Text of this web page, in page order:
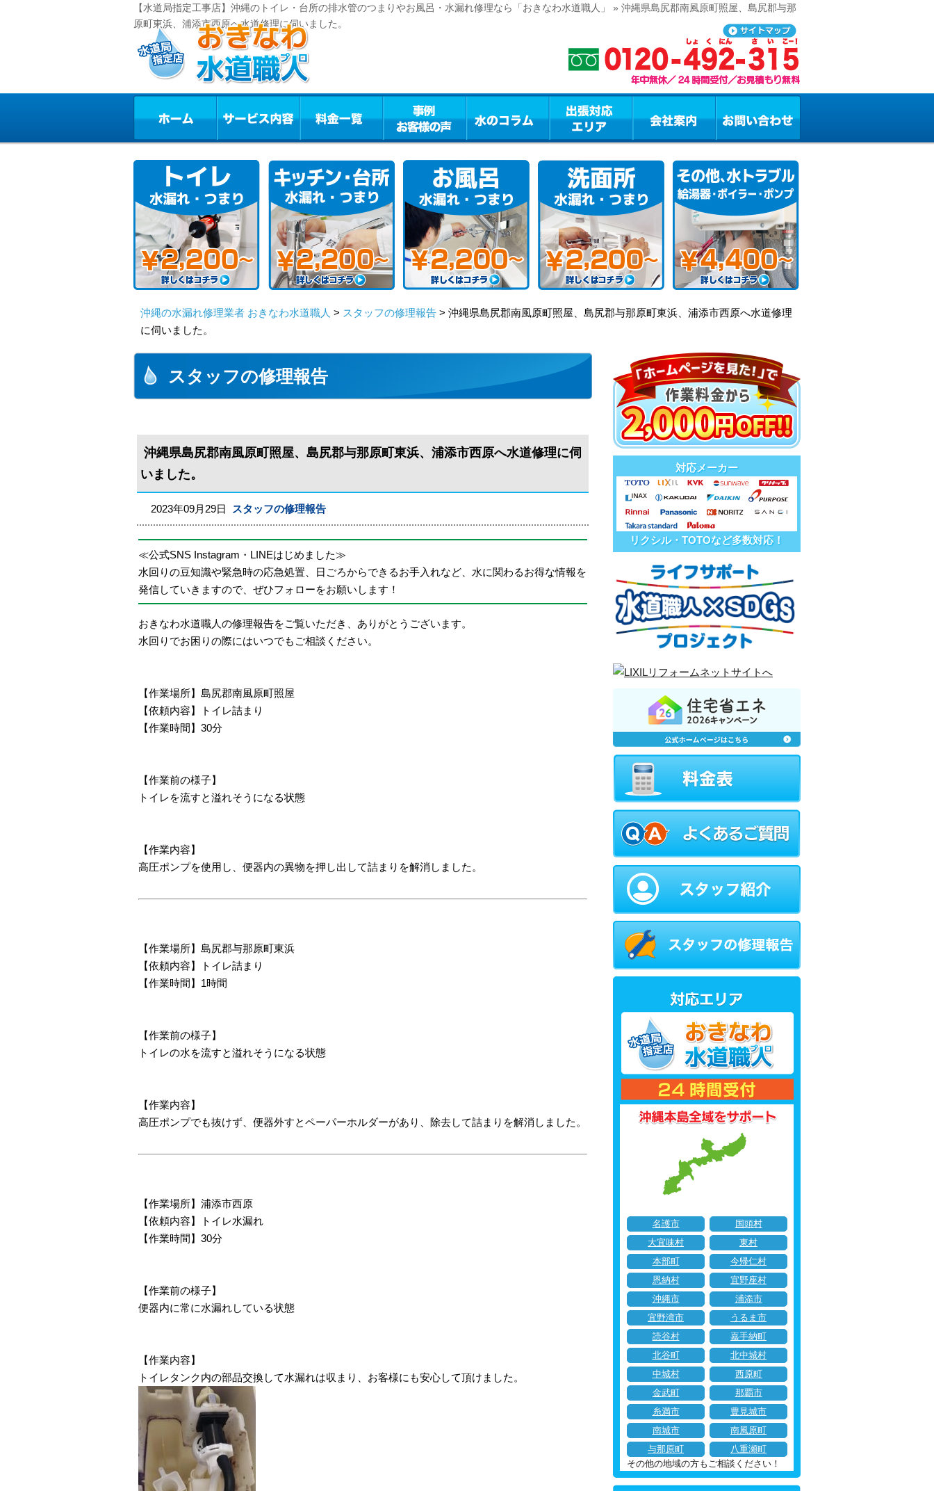
【水道局指定工事店】沖縄のトイレ・台所の排水管のつまりやお風呂・水漏れ修理なら「おきなわ水道職人」 » 沖縄県島尻郡南風原町照屋、島尻郡与那
原町東浜、浦添市西原へ水道修理に伺いました。
沖縄の水漏れ修理業者 おきなわ水道職人 > スタッフの修理報告 > 沖縄県島尻郡南風原町照屋、島尻郡与那原町東浜、浦添市西原へ水道修理
に伺いました。
スタッフの修理報告
沖縄県島尻郡南風原町照屋、島尻郡与那原町東浜、浦添市西原へ水道修理に伺
いました。
2023年09月29日 スタッフの修理報告
≪公式SNS Instagram・LINEはじめました≫
水回りの豆知識や緊急時の応急処置、日ごろからできるお手入れなど、水に関わるお得な情報を
発信していきますので、ぜひフォローをお願いします！
おきなわ水道職人の修理報告をご覧いただき、ありがとうございます。
水回りでお困りの際にはいつでもご相談ください。
【作業場所】島尻郡南風原町照屋
【依頼内容】トイレ詰まり
【作業時間】30分
【作業前の様子】
トイレを流すと溢れそうになる状態
【作業内容】
高圧ポンプを使用し、便器内の異物を押し出して詰まりを解消しました。
【作業場所】島尻郡与那原町東浜
【依頼内容】トイレ詰まり
【作業時間】1時間
【作業前の様子】
トイレの水を流すと溢れそうになる状態
【作業内容】
高圧ポンプでも抜けず、便器外すとペーパーホルダーがあり、除去して詰まりを解消しました。
【作業場所】浦添市西原
【依頼内容】トイレ水漏れ
【作業時間】30分
【作業前の様子】
便器内に常に水漏れしている状態
【作業内容】
トイレタンク内の部品交換して水漏れは収まり、お客様にも安心して頂けました。
対応メーカー
リクシル・TOTOなど多数対応！
名護市
国頭村
大宜味村
東村
本部町
今帰仁村
恩納村
宜野座村
沖縄市
浦添市
宜野湾市
うるま市
読谷村
嘉手納町
北谷町
北中城村
中城村
西原町
金武町
那覇市
糸満市
豊見城市
南城市
南風原町
与那原町
八重瀬町
その他の地域の方もご相談ください！